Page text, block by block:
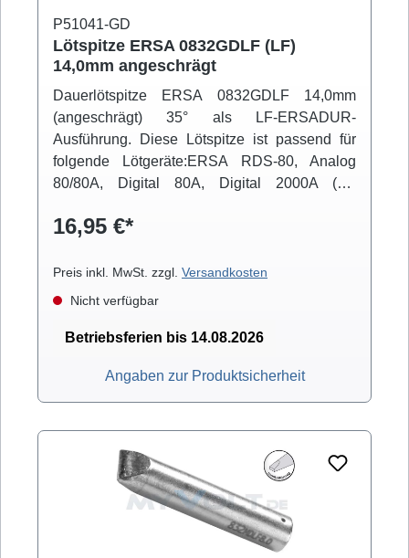
P51041-GD
Lötspitze ERSA 0832GDLF (LF)
14,0mm angeschrägt
Dauerlötspitze ERSA 0832GDLF 14,0mm
(angeschrägt) 35° als LF-ERSADUR-
Ausführung. Diese Lötspitze ist passend für
folgende Lötgeräte:ERSA RDS-80, Analog
80/80A, Digital 80A, Digital 2000A (mit
(mit Powertool), Multi-TC
16,95 €*
Preis inkl. MwSt. zzgl. Versandkosten
Nicht verfügbar
Betriebsferien bis 14.08.2026
Angaben zur Produktsicherheit